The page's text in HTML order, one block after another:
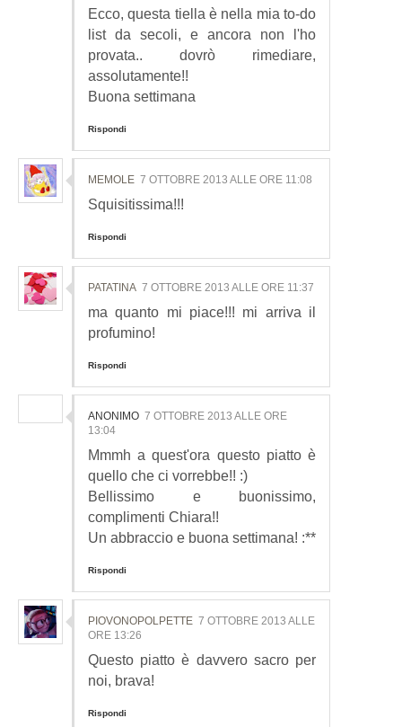
Ecco, questa tiella è nella mia to-do
list da secoli, e ancora non l'ho
provata.. dovrò rimediare,
assolutamente!!
Buona settimana
Rispondi
MEMOLE 7 OTTOBRE 2013 ALLE ORE 11:08
Squisitissima!!!
Rispondi
PATATINA 7 OTTOBRE 2013 ALLE ORE 11:37
ma quanto mi piace!!! mi arriva il
profumino!
Rispondi
ANONIMO 7 OTTOBRE 2013 ALLE ORE
13:04
Mmmh a quest'ora questo piatto è
quello che ci vorrebbe!! :)
Bellissimo e buonissimo,
complimenti Chiara!!
Un abbraccio e buona settimana! :**
Rispondi
PIOVONOPOLPETTE 7 OTTOBRE 2013 ALLE
ORE 13:26
Questo piatto è davvero sacro per
noi, brava!
Rispondi